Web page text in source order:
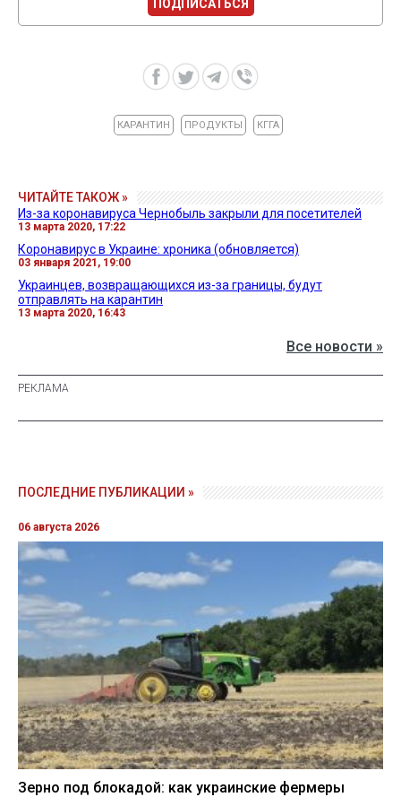
ПОДПИСАТЬСЯ
КАРАНТИН ПРОДУКТЫ КГГА
ЧИТАЙТЕ ТАКОЖ »
Из-за коронавируса Чернобыль закрыли для посетителей
13 марта 2020, 17:22
Коронавирус в Украине: хроника (обновляется)
03 января 2021, 19:00
Украинцев, возвращающихся из-за границы, будут
отправлять на карантин
13 марта 2020, 16:43
Все новости »
ПОСЛЕДНИЕ ПУБЛИКАЦИИ »
06 августа 2026
Зерно под блокадой: как украинские фермеры